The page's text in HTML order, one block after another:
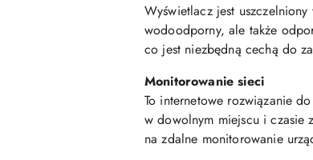
Wyświetlacz jest
wodoodporny, ale także
co jest niezbędną cechą do
Monitorowanie sieci
To internetowe rozwiązanie
w dowolnym miejscu i czasie
na zdalne monitorowanie